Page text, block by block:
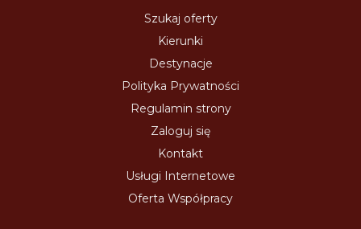
Szukaj oferty
Kierunki
Destynacje
Polityka Prywatności
Regulamin strony
Zaloguj się
Kontakt
Usługi Internetowe
Oferta Współpracy